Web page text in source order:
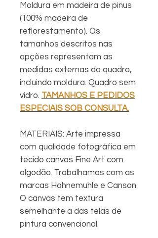
Moldura em madeira de pinus
(100% madeira de
reflorestamento). Os
tamanhos descritos nas
opções representam as
medidas externas do quadro,
incluindo moldura. Quadro sem
vidro. TAMANHOS E PEDIDOS
ESPECIAIS SOB CONSULTA.
MATERIAIS: Arte impressa
com qualidade fotográfica em
tecido canvas Fine Art com
algodão. Trabalhamos com as
marcas Hahnemuhle e Canson.
O canvas tem textura
semelhante a das telas de
pintura convencional.